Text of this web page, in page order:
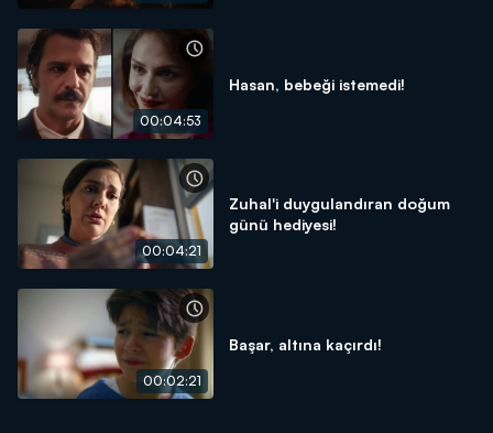
00:04:53
Hasan, bebeği istemedi!
00:04:21
Zuhal'i duygulandıran doğum
günü hediyesi!
00:02:21
Başar, altına kaçırdı!